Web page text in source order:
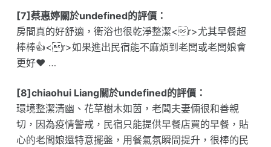
[7]蔡惠婷關於undefined的評價：
房間真的好舒適，衛浴也很乾淨整潔<r>尤其早餐超
棒棒👍<r>如果進出民宿能不麻煩到老闆或老闆娘會
更好❤️ …
[8]chiaohui Liang關於undefined的評價：
環境整潔清幽、花草樹木如茵，老闆夫妻倆很和善親
切，因為疫情警戒，民宿只能提供早餐店買的早餐，貼
心的老闆娘還特意擺盤，用餐氣氛瞬間提升，很棒的民